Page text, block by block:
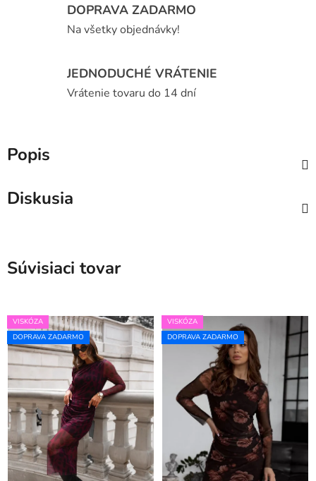
DOPRAVA ZADARMO
Na všetky objednávky!
JEDNODUCHÉ VRÁTENIE
Vrátenie tovaru do 14 dní
Popis
Diskusia
Súvisiaci tovar
VISKÓZA
DOPRAVA ZADARMO
VISKÓZA
DOPRAVA ZADARMO